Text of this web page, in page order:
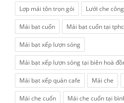
Lợp mái tôn trọn gói Lưới che
Mái bạt cuốn Mái bạt cuốn tại
Mái bạt xếp lượn sóng
Mái bạt xếp lượn sóng tại biên hoà
Mái bạt xếp quán cafe Mái che
Mái che cuốn Mái che cuốn tại